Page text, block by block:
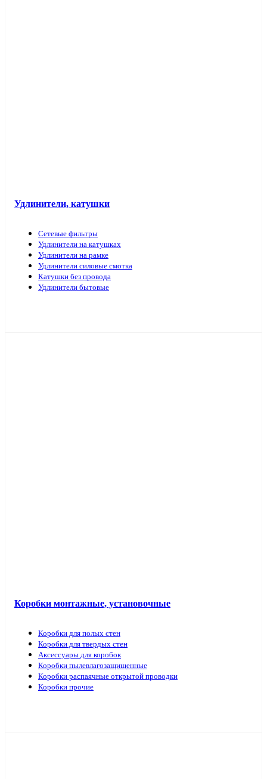
Удлинители, катушки
Сетевые фильтры
Удлинители на катушках
Удлинители на рамке
Удлинители силовые смотка
Катушки без провода
Удлинители бытовые
Коробки монтажные, установочные
Коробки для полых стен
Коробки для твердых стен
Аксессуары для коробок
Коробки пылевлагозащищенные
Коробки распаячные открытой проводки
Коробки прочие